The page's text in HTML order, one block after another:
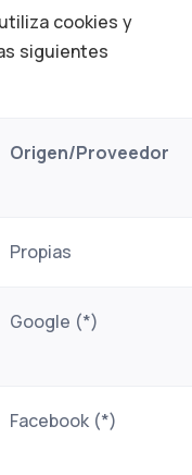
cookies y
siguientes
Origen/Proveedor
Propias
Google (*)
Facebook (*)